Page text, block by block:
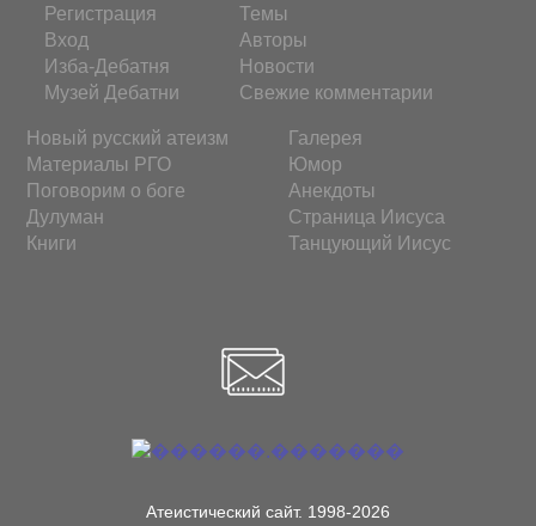
Регистрация
Вход
Изба-Дебатня
Музей Дебатни
Темы
Авторы
Новости
Свежие комментарии
Новый русский атеизм
Материалы РГО
Поговорим о боге
Дулуман
Книги
Галерея
Юмор
Анекдоты
Страница Иисуса
Танцующий Иисус
Атеистический сайт. 1998-2026